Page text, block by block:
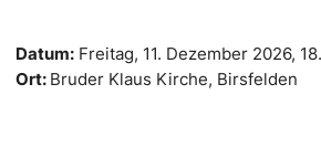
Datum: Freitag, 11. Dezember 2026,
Ort: Bruder Klaus Kirche, Birsfelden